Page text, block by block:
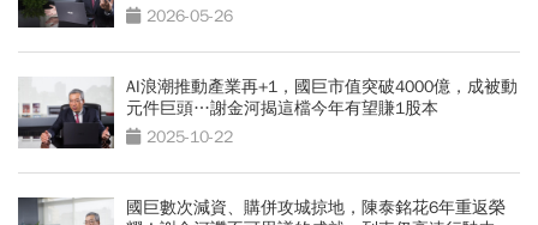
2026-05-26
AI浪潮推動產業再+1，國巨市值突破4000億，成被動
元件巨頭…謝金河揭這檔今年有望賺1股本
2025-10-22
國巨數次減資、購併攻城掠地，陳泰銘花6年重返榮